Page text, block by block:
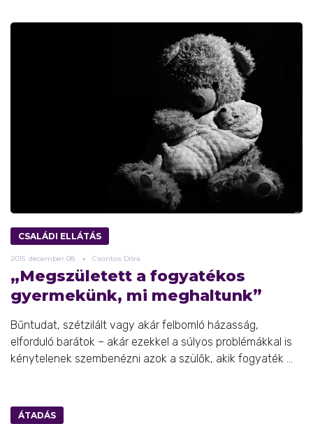
CSALÁDI ELLÁTÁS
2015. december 08. Csontos Dóra
„Megszületett a fogyatékos
gyermekünk, mi meghaltunk”
Bűntudat, szétzilált vagy akár felbomló házasság,
elforduló barátok – akár ezekkel a súlyos problémákkal is
kénytelenek szembenézni azok a szülők, akik fogyaték ...
ÁTADÁS